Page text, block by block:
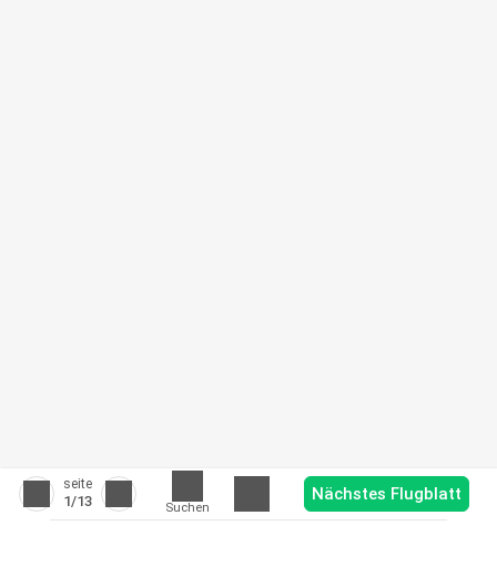
seite
1/13 Suchen
Nächstes Flugblatt